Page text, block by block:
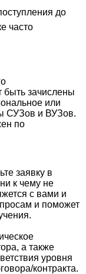
до
часто
быть зачислены
или
СУЗов и ВУЗов.
по
заявку в
к чему не
с вами и
и поможет
а также
уровня
контракта.